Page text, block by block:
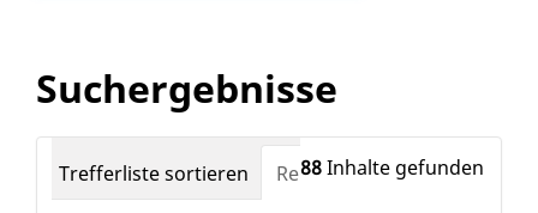
Suchergebnisse
88Inhalte gefunden
Trefferliste sortieren Relevanz Datum